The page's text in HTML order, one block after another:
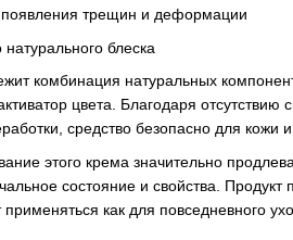
трещин и деформации
блеска
комбинация натуральных
цвета. Благодаря отсутствию
средство безопасно для кожи
этого крема значительно
состояние и свойства. Продукт
как для повседневного